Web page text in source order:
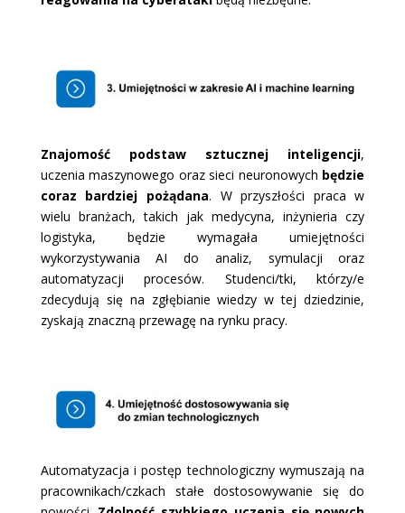
Znajomość podstaw sztucznej inteligencji,
uczenia maszynowego oraz sieci neuronowych będzie
coraz bardziej pożądana. W przyszłości praca w
wielu branżach, takich jak medycyna, inżynieria czy
logistyka, będzie wymagała umiejętności
wykorzystywania AI do analiz, symulacji oraz
automatyzacji procesów. Studenci/tki, którzy/e
zdecydują się na zgłębianie wiedzy w tej dziedzinie,
zyskają znaczną przewagę na rynku pracy.
Automatyzacja i postęp technologiczny wymuszają na
pracownikach/czkach stałe dostosowywanie się do